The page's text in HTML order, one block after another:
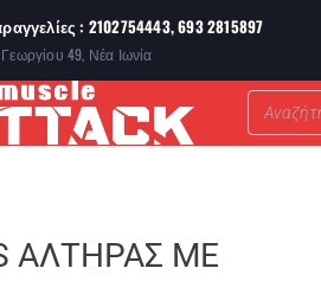
: 2102754443, 693 2815897
49, Νέα Ιωνία
AΛΤΗΡΑΣ ΜΕ